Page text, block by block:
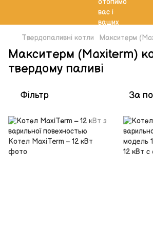
Твердопаливні котли Макситерм
Макситерм (Maxiterm)
твердому паливі
Фільтр За